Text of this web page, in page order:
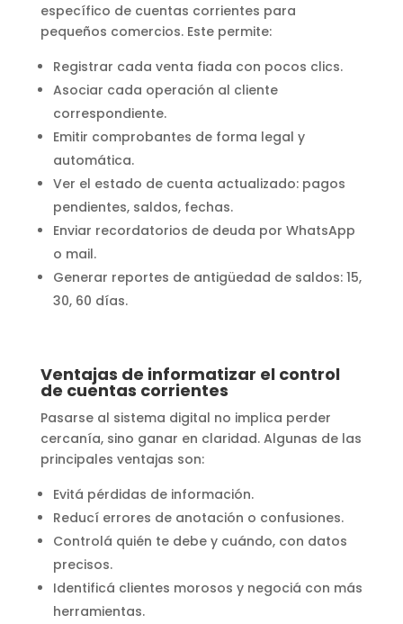
específico de cuentas corrientes para
pequeños comercios. Este permite:
Registrar cada venta fiada con pocos clics.
Asociar cada operación al cliente
correspondiente.
Emitir comprobantes de forma legal y
automática.
Ver el estado de cuenta actualizado: pagos
pendientes, saldos, fechas.
Enviar recordatorios de deuda por WhatsApp
o mail.
Generar reportes de antigüedad de saldos: 15,
30, 60 días.
Ventajas de informatizar el control
de cuentas corrientes
Pasarse al sistema digital no implica perder
cercanía, sino ganar en claridad. Algunas de las
principales ventajas son:
Evitá pérdidas de información.
Reducí errores de anotación o confusiones.
Controlá quién te debe y cuándo, con datos
precisos.
Identificá clientes morosos y negociá con más
herramientas.